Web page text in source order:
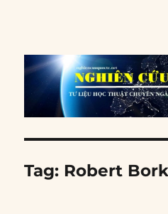
Tag: Robert Bork